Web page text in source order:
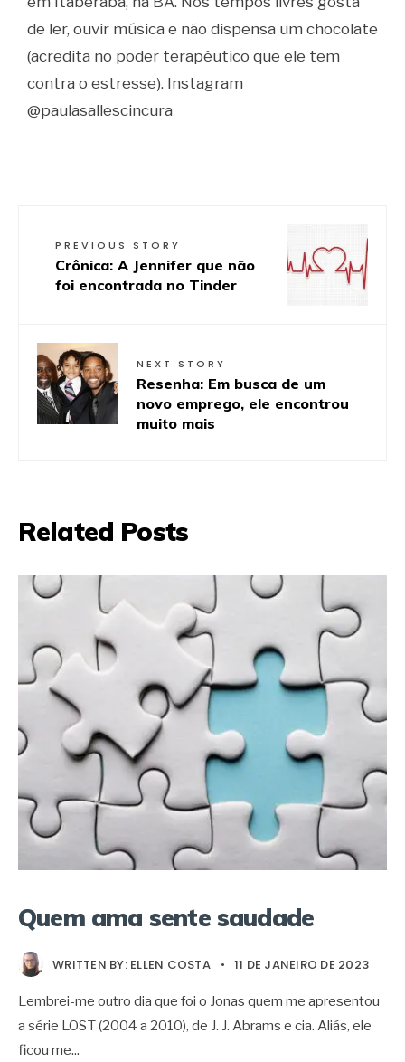
de ler, ouvir música e não dispensa um chocolate
(acredita no poder terapêutico que ele tem
contra o estresse). Instagram
@paulasallescincura
PREVIOUS STORY
Crônica: A Jennifer que não
foi encontrada no Tinder
NEXT STORY
Resenha: Em busca de um
novo emprego, ele encontrou
muito mais
Related Posts
Quem ama sente saudade
WRITTEN BY: ELLEN COSTA • 11 DE JANEIRO DE 2023
Lembrei-me outro dia que foi o Jonas quem me apresentou
a série LOST (2004 a 2010), de J. J. Abrams e cia. Aliás, ele
ficou me...